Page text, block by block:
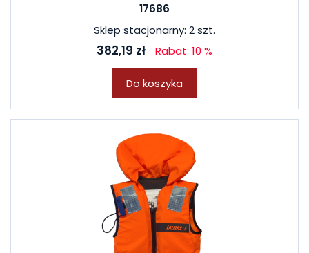
17686
Sklep stacjonarny: 2 szt.
382,19 zł Rabat: 10 %
Do koszyka